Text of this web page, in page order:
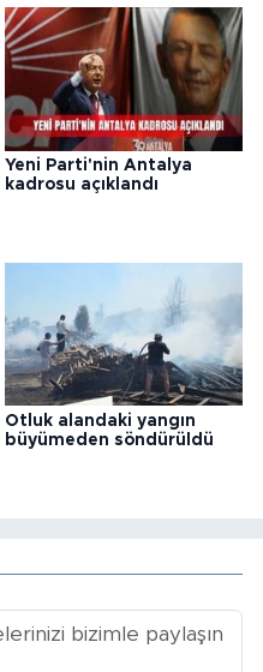
Yeni Parti'nin Antalya
kadrosu açıklandı
Otluk alandaki yangın
büyümeden söndürüldü